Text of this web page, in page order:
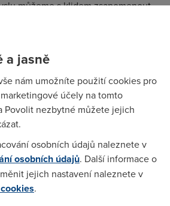
můžeme s klidem zsapomenout
rucemi a dělníka s náhradními
s momonem .
cinsky
a jasně
nám umožníte použití cookies pro
účely na tomto
Povolit nezbytné můžete jejich
osobních údajů naleznete v
osobních údajů. Další informace o
jejich nastavení naleznete v
.